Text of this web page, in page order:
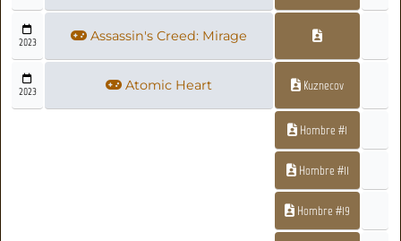
2023 Assassin's Creed: Mirage
2023 Atomic Heart Kuznecov
Hombre #1
Hombre #11
Hombre #19